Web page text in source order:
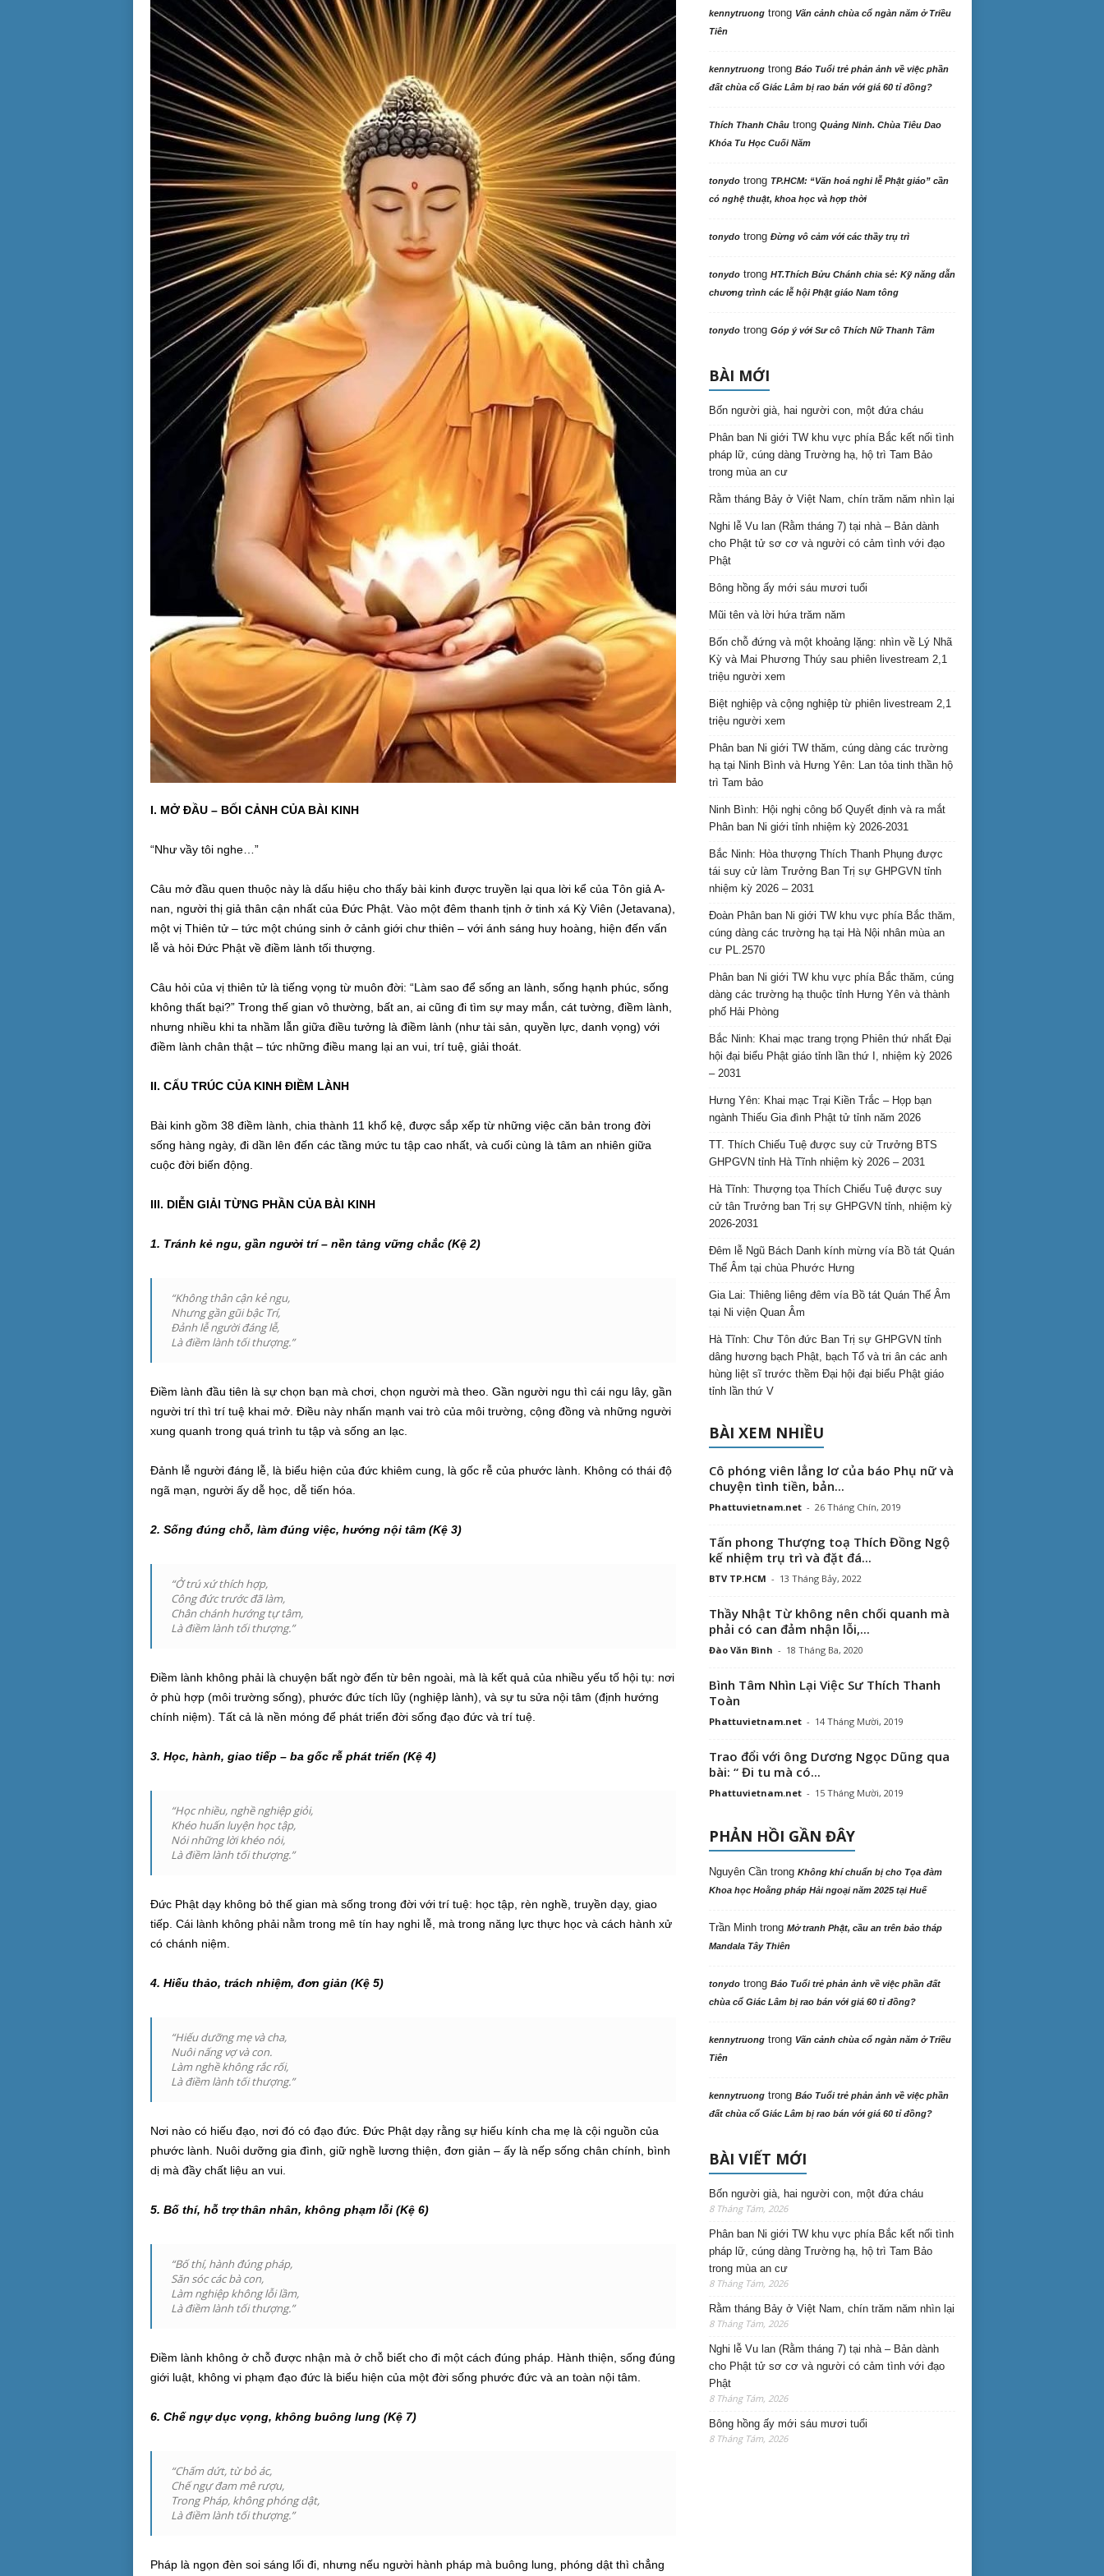
I. MỞ ĐẦU – BỐI CẢNH CỦA BÀI KINH
“Như vầy tôi nghe…”
Câu mở đầu quen thuộc này là dấu hiệu cho thấy bài kinh được truyền lại qua lời kể của Tôn giả A-
nan, người thị giả thân cận nhất của Đức Phật. Vào một đêm thanh tịnh ở tinh xá Kỳ Viên (Jetavana),
một vị Thiên tử – tức một chúng sinh ở cảnh giới chư thiên – với ánh sáng huy hoàng, hiện đến vấn
lễ và hỏi Đức Phật về điềm lành tối thượng.
Câu hỏi của vị thiên tử là tiếng vọng từ muôn đời: “Làm sao để sống an lành, sống hạnh phúc, sống
không thất bại?” Trong thế gian vô thường, bất an, ai cũng đi tìm sự may mắn, cát tường, điềm lành,
nhưng nhiều khi ta nhầm lẫn giữa điều tưởng là điềm lành (như tài sản, quyền lực, danh vọng) với
điềm lành chân thật – tức những điều mang lại an vui, trí tuệ, giải thoát.
II. CẤU TRÚC CỦA KINH ĐIỀM LÀNH
Bài kinh gồm 38 điềm lành, chia thành 11 khổ kệ, được sắp xếp từ những việc căn bản trong đời
sống hàng ngày, đi dần lên đến các tầng mức tu tập cao nhất, và cuối cùng là tâm an nhiên giữa
cuộc đời biến động.
III. DIỄN GIẢI TỪNG PHẦN CỦA BÀI KINH
1. Tránh kẻ ngu, gần người trí – nền tảng vững chắc (Kệ 2)
“Không thân cận kẻ ngu,
Nhưng gần gũi bậc Trí,
Ðảnh lễ người đáng lễ,
Là điềm lành tối thượng.”
Điềm lành đầu tiên là sự chọn bạn mà chơi, chọn người mà theo. Gần người ngu thì cái ngu lây, gần
người trí thì trí tuệ khai mở. Điều này nhấn mạnh vai trò của môi trường, cộng đồng và những người
xung quanh trong quá trình tu tập và sống an lạc.
Đảnh lễ người đáng lễ, là biểu hiện của đức khiêm cung, là gốc rễ của phước lành. Không có thái độ
ngã mạn, người ấy dễ học, dễ tiến hóa.
2. Sống đúng chỗ, làm đúng việc, hướng nội tâm (Kệ 3)
“Ở trú xứ thích hợp,
Công đức trước đã làm,
Chân chánh hướng tự tâm,
Là điềm lành tối thượng.”
Điềm lành không phải là chuyện bất ngờ đến từ bên ngoài, mà là kết quả của nhiều yếu tố hội tụ: nơi
ở phù hợp (môi trường sống), phước đức tích lũy (nghiệp lành), và sự tu sửa nội tâm (định hướng
chính niệm). Tất cả là nền móng để phát triển đời sống đạo đức và trí tuệ.
3. Học, hành, giao tiếp – ba gốc rễ phát triển (Kệ 4)
“Học nhiều, nghề nghiệp giỏi,
Khéo huấn luyện học tập,
Nói những lời khéo nói,
Là điềm lành tối thượng.”
Đức Phật dạy không bỏ thế gian mà sống trong đời với trí tuệ: học tập, rèn nghề, truyền dạy, giao
tiếp. Cái lành không phải nằm trong mê tín hay nghi lễ, mà trong năng lực thực học và cách hành xử
có chánh niệm.
4. Hiếu thảo, trách nhiệm, đơn giản (Kệ 5)
“Hiếu dưỡng mẹ và cha,
Nuôi nấng vợ và con.
Làm nghề không rắc rối,
Là điềm lành tối thượng.”
Nơi nào có hiếu đạo, nơi đó có đạo đức. Đức Phật dạy rằng sự hiếu kính cha mẹ là cội nguồn của
phước lành. Nuôi dưỡng gia đình, giữ nghề lương thiện, đơn giản – ấy là nếp sống chân chính, bình
dị mà đầy chất liệu an vui.
5. Bố thí, hỗ trợ thân nhân, không phạm lỗi (Kệ 6)
“Bố thí, hành đúng pháp,
Săn sóc các bà con,
Làm nghiệp không lỗi lầm,
Là điềm lành tối thượng.”
Điềm lành không ở chỗ được nhận mà ở chỗ biết cho đi một cách đúng pháp. Hành thiện, sống đúng
giới luật, không vi phạm đạo đức là biểu hiện của một đời sống phước đức và an toàn nội tâm.
6. Chế ngự dục vọng, không buông lung (Kệ 7)
“Chấm dứt, từ bỏ ác,
Chế ngự đam mê rượu,
Trong Pháp, không phóng dật,
Là điềm lành tối thượng.”
Pháp là ngọn đèn soi sáng lối đi, nhưng nếu người hành pháp mà buông lung, phóng dật thì chẳng
kennytruongtrong Vãn cảnh chùa cổ ngàn năm ở Triều
Tiên
kennytruongtrong Báo Tuổi trẻ phản ảnh về việc phần
đất chùa cổ Giác Lâm bị rao bán với giá 60 tỉ đồng?
Thích Thanh Châutrong Quảng Ninh. Chùa Tiêu Dao
Khóa Tu Học Cuối Năm
tonydotrong TP.HCM: “Văn hoá nghi lễ Phật giáo” cần
có nghệ thuật, khoa học và hợp thời
tonydotrong Đừng vô cảm với các thầy trụ trì
tonydotrong HT.Thích Bửu Chánh chia sẻ: Kỹ năng dẫn
chương trình các lễ hội Phật giáo Nam tông
tonydotrong Góp ý với Sư cô Thích Nữ Thanh Tâm
BÀI MỚI
Bốn người già, hai người con, một đứa cháu
Phân ban Ni giới TW khu vực phía Bắc kết nối tình
pháp lữ, cúng dàng Trường hạ, hộ trì Tam Bảo
trong mùa an cư
Rằm tháng Bảy ở Việt Nam, chín trăm năm nhìn lại
Nghi lễ Vu lan (Rằm tháng 7) tại nhà – Bản dành
cho Phật tử sơ cơ và người có cảm tình với đạo
Phật
Bông hồng ấy mới sáu mươi tuổi
Mũi tên và lời hứa trăm năm
Bốn chỗ đứng và một khoảng lặng: nhìn về Lý Nhã
Kỳ và Mai Phương Thúy sau phiên livestream 2,1
triệu người xem
Biệt nghiệp và cộng nghiệp từ phiên livestream 2,1
triệu người xem
Phân ban Ni giới TW thăm, cúng dàng các trường
hạ tại Ninh Bình và Hưng Yên: Lan tỏa tinh thần hộ
trì Tam bảo
Ninh Bình: Hội nghị công bố Quyết định và ra mắt
Phân ban Ni giới tỉnh nhiệm kỳ 2026-2031
Bắc Ninh: Hòa thượng Thích Thanh Phụng được
tái suy cử làm Trưởng Ban Trị sự GHPGVN tỉnh
nhiệm kỳ 2026 – 2031
Đoàn Phân ban Ni giới TW khu vực phía Bắc thăm,
cúng dàng các trường hạ tại Hà Nội nhân mùa an
cư PL.2570
Phân ban Ni giới TW khu vực phía Bắc thăm, cúng
dàng các trường hạ thuộc tỉnh Hưng Yên và thành
phố Hải Phòng
Bắc Ninh: Khai mạc trang trọng Phiên thứ nhất Đại
hội đại biểu Phật giáo tỉnh lần thứ I, nhiệm kỳ 2026
– 2031
Hưng Yên: Khai mạc Trại Kiền Trắc – Họp bạn
ngành Thiếu Gia đình Phật tử tỉnh năm 2026
TT. Thích Chiếu Tuệ được suy cử Trưởng BTS
GHPGVN tỉnh Hà Tĩnh nhiệm kỳ 2026 – 2031
Hà Tĩnh: Thượng tọa Thích Chiếu Tuệ được suy
cử tân Trưởng ban Trị sự GHPGVN tỉnh, nhiệm kỳ
2026-2031
Đêm lễ Ngũ Bách Danh kính mừng vía Bồ tát Quán
Thế Âm tại chùa Phước Hưng
Gia Lai: Thiêng liêng đêm vía Bồ tát Quán Thế Âm
tại Ni viện Quan Âm
Hà Tĩnh: Chư Tôn đức Ban Trị sự GHPGVN tỉnh
dâng hương bạch Phật, bạch Tổ và tri ân các anh
hùng liệt sĩ trước thềm Đại hội đại biểu Phật giáo
tỉnh lần thứ V
BÀI XEM NHIỀU
Cô phóng viên lẳng lơ của báo Phụ nữ và
chuyện tình tiền, bản...
Phattuvietnam.net - 26 Tháng Chín, 2019
Tấn phong Thượng toạ Thích Đồng Ngộ
kế nhiệm trụ trì và đặt đá...
BTV TP.HCM - 13 Tháng Bảy, 2022
Thầy Nhật Từ không nên chối quanh mà
phải có can đảm nhận lỗi,...
Đào Văn Bình - 18 Tháng Ba, 2020
Bình Tâm Nhìn Lại Việc Sư Thích Thanh
Toàn
Phattuvietnam.net - 14 Tháng Mười, 2019
Trao đổi với ông Dương Ngọc Dũng qua
bài: “ Đi tu mà có...
Phattuvietnam.net - 15 Tháng Mười, 2019
PHẢN HỒI GẦN ĐÂY
Nguyên Cầntrong Không khí chuẩn bị cho Tọa đàm
Khoa học Hoằng pháp Hải ngoại năm 2025 tại Huế
Trần Minhtrong Mở tranh Phật, cầu an trên bảo tháp
Mandala Tây Thiên
tonydotrong Báo Tuổi trẻ phản ảnh về việc phần đất
chùa cổ Giác Lâm bị rao bán với giá 60 tỉ đồng?
kennytruongtrong Vãn cảnh chùa cổ ngàn năm ở Triều
Tiên
kennytruongtrong Báo Tuổi trẻ phản ảnh về việc phần
đất chùa cổ Giác Lâm bị rao bán với giá 60 tỉ đồng?
BÀI VIẾT MỚI
Bốn người già, hai người con, một đứa cháu
8 Tháng Tám, 2026
Phân ban Ni giới TW khu vực phía Bắc kết nối tình
pháp lữ, cúng dàng Trường hạ, hộ trì Tam Bảo
trong mùa an cư
8 Tháng Tám, 2026
Rằm tháng Bảy ở Việt Nam, chín trăm năm nhìn lại
8 Tháng Tám, 2026
Nghi lễ Vu lan (Rằm tháng 7) tại nhà – Bản dành
cho Phật tử sơ cơ và người có cảm tình với đạo
Phật
8 Tháng Tám, 2026
Bông hồng ấy mới sáu mươi tuổi
8 Tháng Tám, 2026